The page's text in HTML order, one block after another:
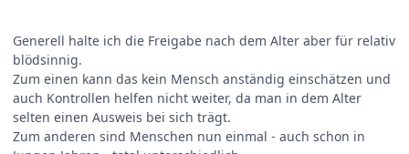
Generell halte ich die Freigabe nach dem Alter aber für relativ
blödsinnig.
Zum einen kann das kein Mensch anständig einschätzen und
auch Kontrollen helfen nicht weiter, da man in dem Alter
selten einen Ausweis bei sich trägt.
Zum anderen sind Menschen nun einmal - auch schon in